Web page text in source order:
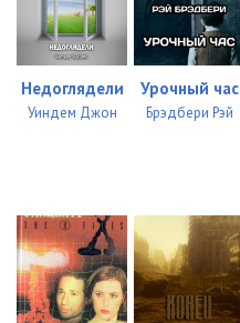
Недоглядели
Уиндем Джон
Урочный час
Брэдбери Рэй